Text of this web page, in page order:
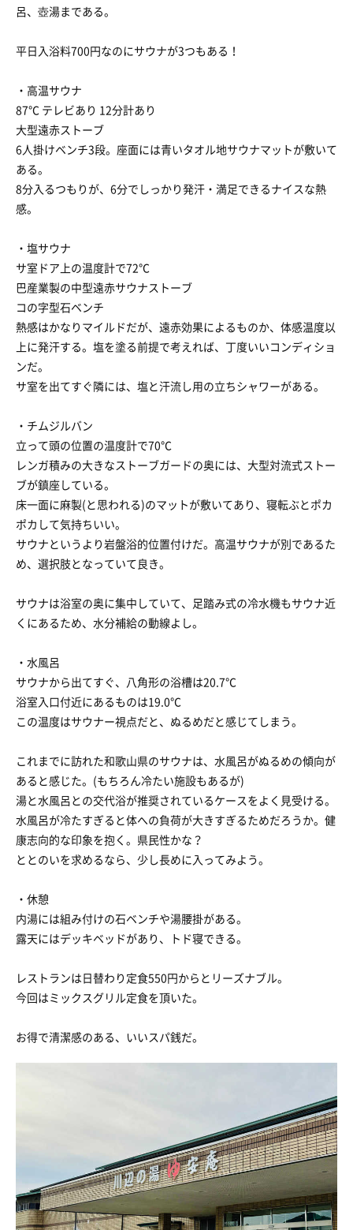
呂、壺湯まである。
平日入浴料700円なのにサウナが3つもある！
・高温サウナ
87℃ テレビあり 12分計あり
大型遠赤ストーブ
6人掛けベンチ3段。座面には青いタオル地サウナマットが敷いて
ある。
8分入るつもりが、6分でしっかり発汗・満足できるナイスな熱
感。
・塩サウナ
サ室ドア上の温度計で72℃
巴産業製の中型遠赤サウナストーブ
コの字型石ベンチ
熱感はかなりマイルドだが、遠赤効果によるものか、体感温度以
上に発汗する。塩を塗る前提で考えれば、丁度いいコンディショ
ンだ。
サ室を出てすぐ隣には、塩と汗流し用の立ちシャワーがある。
・チムジルバン
立って頭の位置の温度計で70℃
レンガ積みの大きなストーブガードの奥には、大型対流式ストー
ブが鎮座している。
床一面に麻製(と思われる)のマットが敷いてあり、寝転ぶとポカ
ポカして気持ちいい。
サウナというより岩盤浴的位置付けだ。高温サウナが別であるた
め、選択肢となっていて良き。
サウナは浴室の奥に集中していて、足踏み式の冷水機もサウナ近
くにあるため、水分補給の動線よし。
・水風呂
サウナから出てすぐ、八角形の浴槽は20.7℃
浴室入口付近にあるものは19.0℃
この温度はサウナー視点だと、ぬるめだと感じてしまう。
これまでに訪れた和歌山県のサウナは、水風呂がぬるめの傾向が
あると感じた。(もちろん冷たい施設もあるが)
湯と水風呂との交代浴が推奨されているケースをよく見受ける。
水風呂が冷たすぎると体への負荷が大きすぎるためだろうか。健
康志向的な印象を抱く。県民性かな？
ととのいを求めるなら、少し長めに入ってみよう。
・休憩
内湯には組み付けの石ベンチや湯腰掛がある。
露天にはデッキベッドがあり、トド寝できる。
レストランは日替わり定食550円からとリーズナブル。
今回はミックスグリル定食を頂いた。
お得で清潔感のある、いいスパ銭だ。